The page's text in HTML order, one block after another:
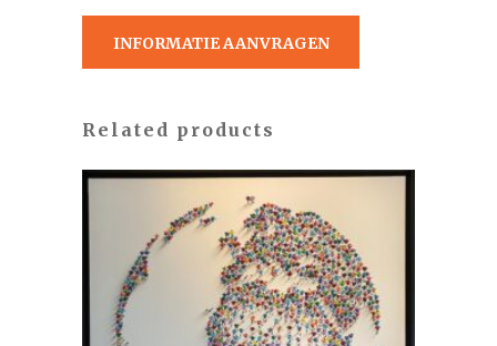
INFORMATIE AANVRAGEN
Related products